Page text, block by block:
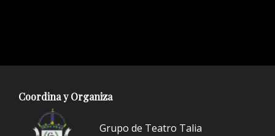
Coordina y Organiza
Grupo de Teatro Talia